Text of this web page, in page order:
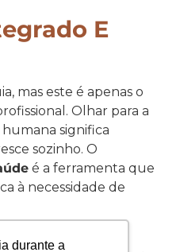
durante a
E
mas este é apenas o
Olhar para a
significa
sozinho. O
é a ferramenta que
à necessidade de
cada vez mais